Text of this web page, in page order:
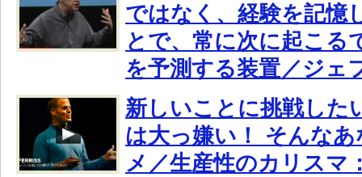
ではなく、経験を記憶
とで、常に次に起こる
を予測する装置／ジェ
新しいことに挑戦した
は大っ嫌い！ そんな
メ／生産性のカリスマ